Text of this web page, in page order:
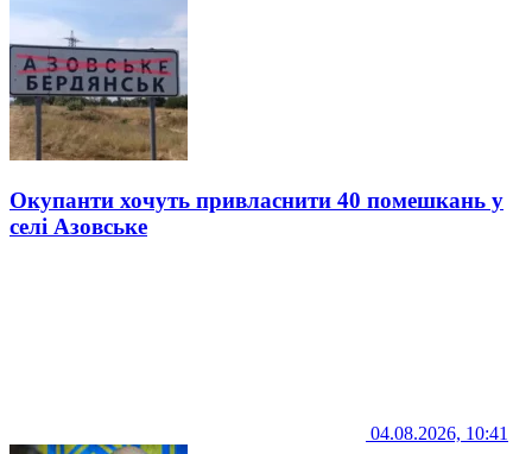
Окупанти хочуть привласнити 40 помешкань у
селі Азовське
04.08.2026, 10:41